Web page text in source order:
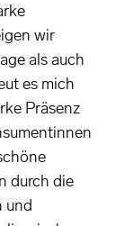
wir
als auch
es mich
Präsenz
durch die
und